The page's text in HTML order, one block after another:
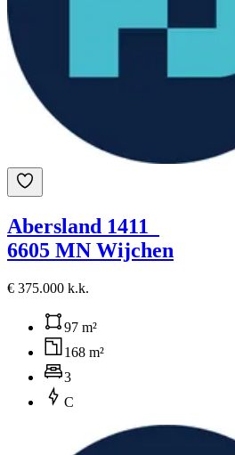
Abersland 1411
6605 MN Wijchen
€ 375.000 k.k.
97 m²
168 m²
3
C